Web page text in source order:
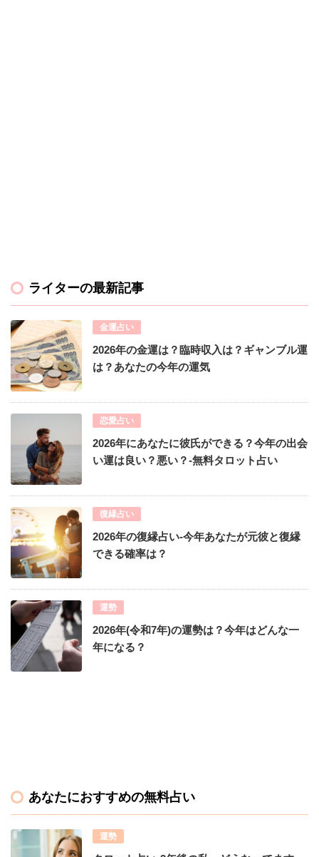
ライターの最新記事
金運占い
2026年の金運は？臨時収入は？ギャンブル運
は？あなたの今年の運気
恋愛占い
2026年にあなたに彼氏ができる？今年の出会
い運は良い？悪い？-無料タロット占い
復縁占い
2026年の復縁占い-今年あなたが元彼と復縁
できる確率は？
運勢
2026年(令和7年)の運勢は？今年はどんな一
年になる？
あなたにおすすめの無料占い
運勢